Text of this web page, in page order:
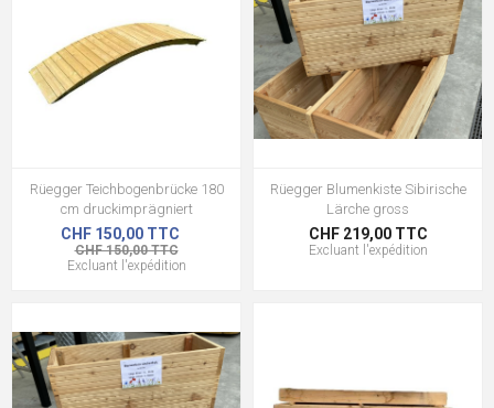
Rüegger Teichbogenbrücke 180
cm druckimprägniert
CHF 150,00 TTC
CHF 150,00 TTC
Excluant l'expédition
Rüegger Blumenkiste Sibirische
Lärche gross
CHF 219,00 TTC
Excluant l'expédition